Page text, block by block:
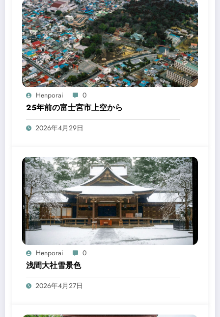
Henporai 0
25年前の富士宮市上空から
2026年4月29日
Henporai 0
浅間大社雪景色
2026年4月27日